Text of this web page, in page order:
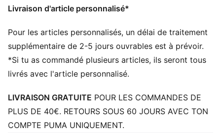
Livraison d'article personnalisé*
Pour les articles personnalisés, un délai de traitement
supplémentaire de 2-5 jours ouvrables est à prévoir.
*Si tu as commandé plusieurs articles, ils seront tous
livrés avec l'article personnalisé.
LIVRAISON GRATUITE POUR LES COMMANDES DE
PLUS DE 40€. RETOURS SOUS 60 JOURS AVEC TON
COMPTE PUMA UNIQUEMENT.